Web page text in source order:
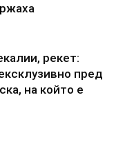
рекет:
пред
на който е